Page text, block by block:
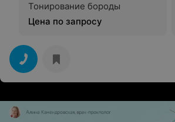
Тонирование бороды
Цена по запросу